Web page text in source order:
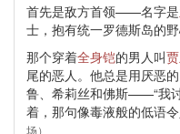
首先是敌方首领——名字是
士，抱有统一罗德斯岛的野
那个穿着全身铠的男人叫
尾的恶人。他总是用厌恶
鲁、希莉丝和佛斯——“我
着，那句像毒液般的低语令
场）